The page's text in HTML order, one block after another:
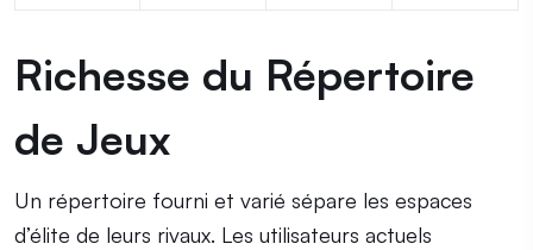
Richesse du Répertoire
de Jeux
Un répertoire fourni et varié sépare les espaces
d’élite de leurs rivaux. Les utilisateurs actuels